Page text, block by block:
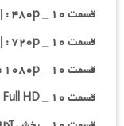
قسمت ۱۰ _ ۴۸۰p : | لینک مستقیم |
قسمت ۱۰ _ ۷۲۰p : | لینک مستقیم |
قسمت ۱۰ _ ۱۰۸۰p : | لینک مستقیم |
قسمت ۱۰ _ Full HD : | لینک مستقیم |